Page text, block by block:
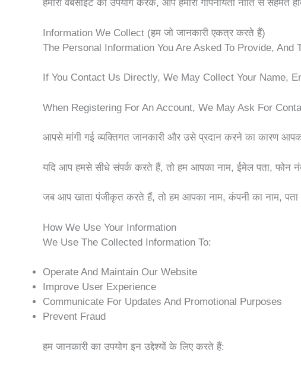
हमारी वेबसाइट का उपयोग करके, आप हमारी गोपनीयता नीति से सहमत
Information We Collect (हम जो जानकारी एकत्र करते हैं)
The Personal Information You Are Asked To Provide,
If You Contact Us Directly, We May Collect Your Name,
When Registering For An Account, We May Ask For
आपसे मांगी गई व्यक्तिगत जानकारी और उसे प्रदान करने का कारण
यदि आप हमसे सीधे संपर्क करते हैं, तो हम आपका नाम, ईमेल पता,
जब आप खाता पंजीकृत करते हैं, तो हम आपका नाम, कंपनी का नाम,
How We Use Your Information
We Use The Collected Information To:
Operate And Maintain Our Website
Improve User Experience
Communicate For Updates And Promotional Purposes
Prevent Fraud
हम जानकारी का उपयोग इन उद्देश्यों के लिए करते हैं: